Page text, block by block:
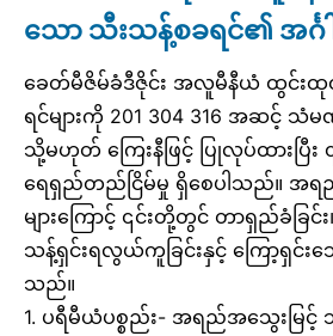
သော သီးသန့်စခရင်၏ အင်္ဂါ
ခေတ်မီဇိမ်ခံဒီဇိုင်း အလူမီနီယံ ထွင်းထုထ
ရင်များကို 201 304 316 အဆင့်
သို့မဟုတ် ကြေးနီဖြင့် ပြုလုပ်ထားပြီး
ရေရှည်တည်ငြိမ်မှု ရှိစေပါသည်။ အရည်
များကြောင့် ၎င်းတို့တွင် တာရှည်ခံခြင်း၊
သန့်ရှင်းရလွယ်ကူခြင်းနှင့် ကြော့ရှင်
သည်။
1. ပရီမီယံပစ္စည်း- အရည်အသွေးမြ